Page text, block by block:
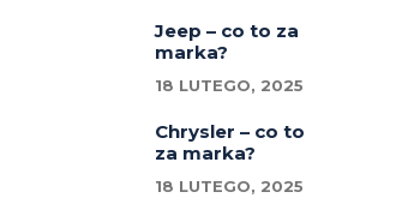
Jeep – co to za
marka?
18 LUTEGO, 2025
Chrysler – co to
za marka?
18 LUTEGO, 2025